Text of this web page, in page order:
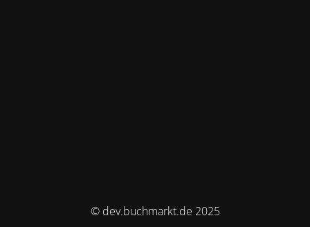
© dev.buchmarkt.de 2025